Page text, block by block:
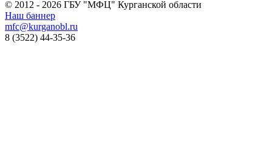
© 2012 - 2026 ГБУ "МФЦ" Курганской области
Наш баннер
mfc@kurganobl.ru
8 (3522) 44-35-36